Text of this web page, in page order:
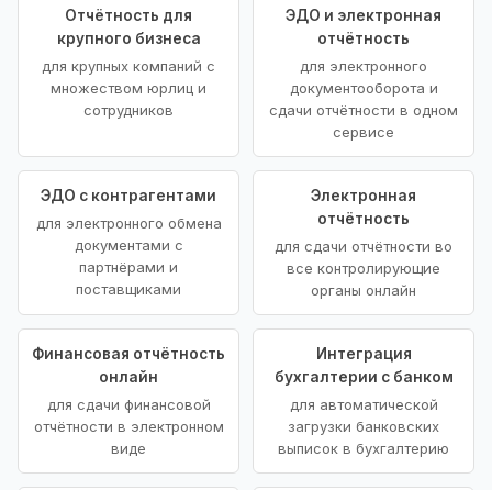
Отчётность для
крупного бизнеса
для крупных компаний с
множеством юрлиц и
сотрудников
ЭДО и электронная
отчётность
для электронного
документооборота и
сдачи отчётности в одном
сервисе
ЭДО с контрагентами
для электронного обмена
документами с
партнёрами и
поставщиками
Электронная
отчётность
для сдачи отчётности во
все контролирующие
органы онлайн
Финансовая отчётность
онлайн
для сдачи финансовой
отчётности в электронном
виде
Интеграция
бухгалтерии с банком
для автоматической
загрузки банковских
выписок в бухгалтерию